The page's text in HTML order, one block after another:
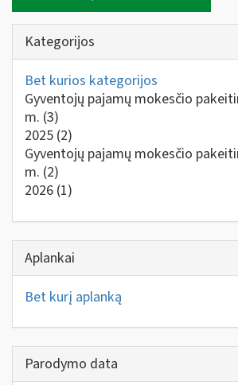
Kategorijos
Bet kurios kategorijos
Gyventojų pajamų mokesčio
m. (3)
2025 (2)
Gyventojų pajamų mokesčio
m. (2)
2026 (1)
Aplankai
Bet kurį aplanką
Parodymo data